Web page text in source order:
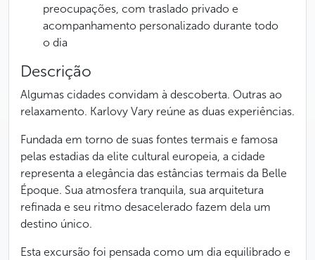
preocupações, com traslado privado e
acompanhamento personalizado durante todo
o dia
Descrição
Algumas cidades convidam à descoberta. Outras ao
relaxamento. Karlovy Vary reúne as duas experiências.
Fundada em torno de suas fontes termais e famosa
pelas estadias da elite cultural europeia, a cidade
representa a elegância das estâncias termais da Belle
Époque. Sua atmosfera tranquila, sua arquitetura
refinada e seu ritmo desacelerado fazem dela um
destino único.
Esta excursão foi pensada como um dia equilibrado e